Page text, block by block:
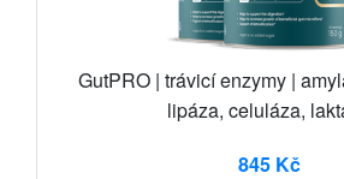
GutPRO | trávicí enzymy |
lipáza, celuláza,
845 Kč